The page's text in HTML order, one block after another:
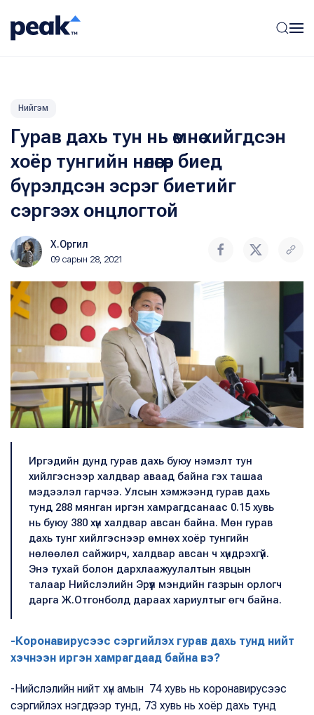
Нийгэм
Гурав дахь тун нь өмнө хийгдсэн
хоёр тунгийн нөлөөгөөр биед
бүрэлдсэн эсрэг биетийг
сэргээх онцлогтой
Х.Оргил
09 сарын 28, 2021
Иргэдийн дунд гурав дахь буюу нэмэлт тун
хийлгэснээр халдвар аваад байна гэх ташаа
мэдээлэл гарчээ. Улсын хэмжээнд гурав дахь
тунд 288 мянган иргэн хамрагдсанаас 0.15 хувь
нь буюу 380 хүн халдвар авсан байна. Мөн гурав
дахь тунг хийлгэснээр өмнөх хоёр тунгийн
нөлөөлөл сайжирч, халдвар авсан ч хүндрэхгүй.
Энэ тухай болон дархлаажуулалтын явцын
талаар Нийслэлийн Эрүүл мэндийн газрын орлогч
дарга Ж.Отгонболд дараах хариултыг өгч байна.
-Коронавирусээс сэргийлэх гурав дахь тунд нийт
хэчнээн иргэн хамрагдаад байна вэ?
-Нийслэлийн нийт хүн амын 74 хувь нь коронавирусээс
сэргийлэх нэгдүгээр тунд, 73 хувь нь хоёр дахь тунд